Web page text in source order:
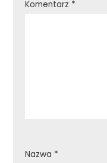
Komentarz *
Nazwa *